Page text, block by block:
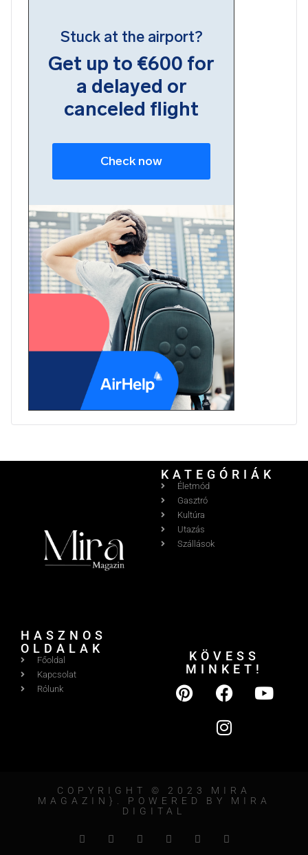
KATEGÓRIÁK
Életmód
Gasztró
Kultúra
Utazás
Szállások
HASZNOS
OLDALAK
Főoldal
Kapcsolat
Rólunk
KÖVESS
MINKET!
COPYRIGHT © 2023 MIRA
MAGAZIN}. POWERED BY MIRA
DIGITAL